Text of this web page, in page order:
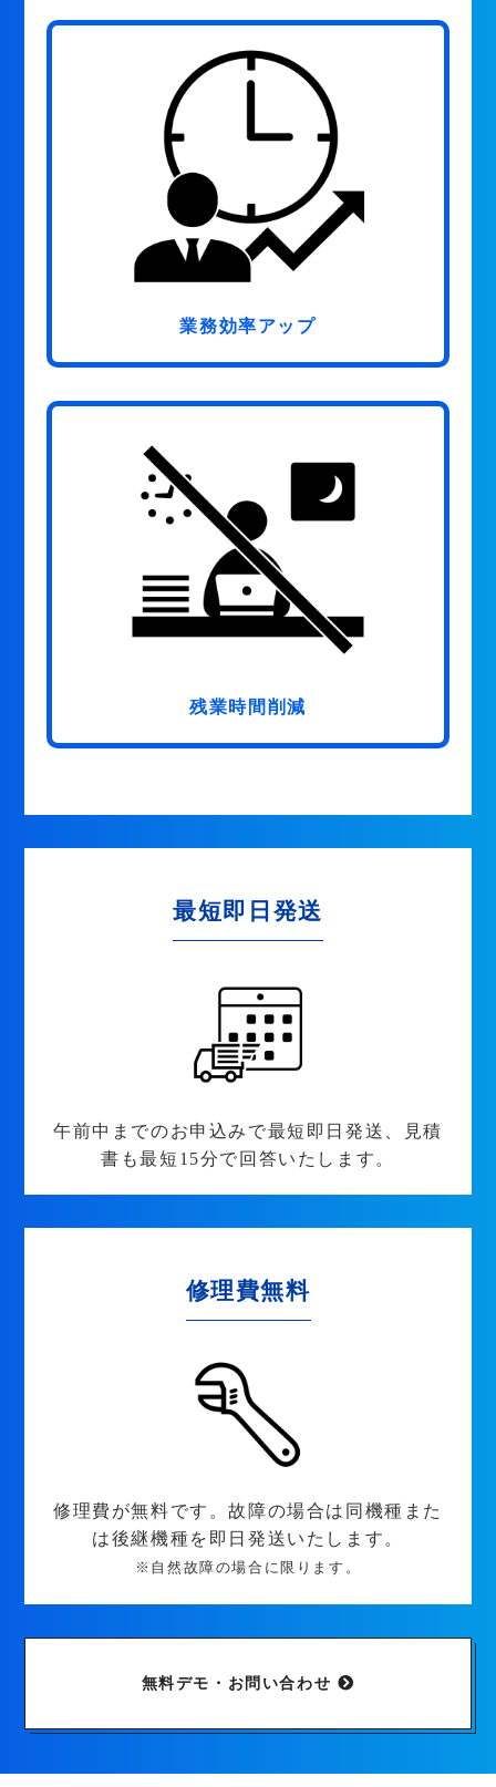
業務効率アップ
残業時間削減
最短即日発送
午前中までのお申込みで最短即日発送、見積
書も最短15分で回答いたします。
修理費無料
修理費が無料です。故障の場合は同機種また
は後継機種を即日発送いたします。
※自然故障の場合に限ります。
無料デモ・お問い合わせ